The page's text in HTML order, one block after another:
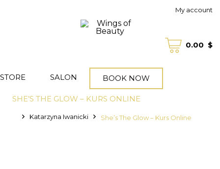
My account
0.00 $
STORE SALON BOOK NOW
SHE’S THE GLOW – KURS ONLINE
Katarzyna Iwanicki She’s The Glow – Kurs Online